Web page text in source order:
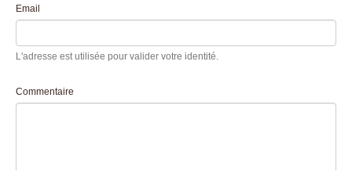
Email
L'adresse est utilisée pour valider votre identité.
Commentaire